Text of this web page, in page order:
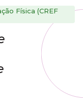
Física (CREF